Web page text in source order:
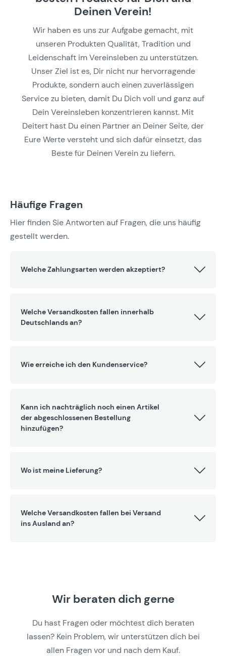
Deinen Verein!
Wir haben es uns zur Aufgabe gemacht, mit
unseren Produkten Qualität, Tradition und
Leidenschaft im Vereinsleben zu unterstützen.
Unser Ziel ist es, Dir nicht nur hervorragende
Produkte, sondern auch einen zuverlässigen
Service zu bieten, damit Du Dich voll und ganz auf
Dein Vereinsleben konzentrieren kannst. Mit
Deitert hast Du einen Partner an Deiner Seite, der
Eure Werte versteht und sich dafür einsetzt, das
Beste für Deinen Verein zu liefern.
Häufige Fragen
Hier finden Sie Antworten auf Fragen, die uns häufig
gestellt werden.
Welche Zahlungsarten werden akzeptiert?
Welche Versandkosten fallen innerhalb
Deutschlands an?
Wie erreiche ich den Kundenservice?
Kann ich nachträglich noch einen Artikel
der abgeschlossenen Bestellung
hinzufügen?
Wo ist meine Lieferung?
Welche Versandkosten fallen bei Versand
ins Ausland an?
Wir beraten dich gerne
Du hast Fragen oder möchtest dich beraten
lassen? Kein Problem, wir unterstützen dich bei
allen Fragen vor und nach dem Kauf.